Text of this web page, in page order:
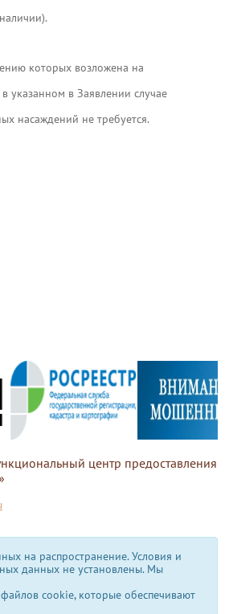
которых возложена на
указанном в Заявлении случае
насаждений не требуется.
центр предоставления
на распространение. Условия и
данных не установлены. Мы
cookie, которые обеспечивают